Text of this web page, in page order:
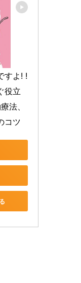
すよ! !
役立
法、
コツ